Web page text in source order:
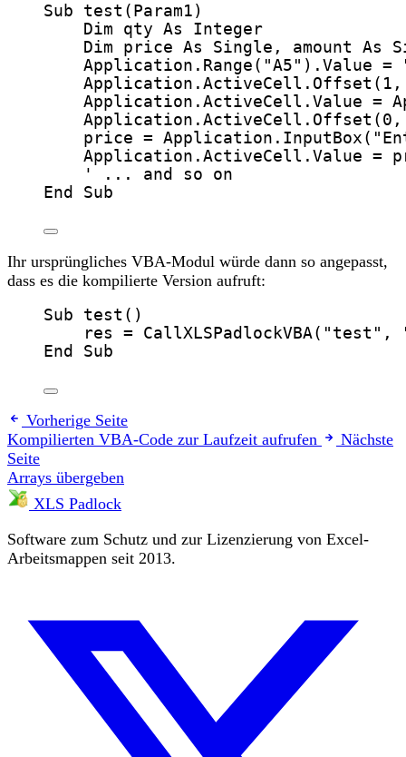
Sub
test ( Param1 )
Dim qty As
Integer
Dim price As Single , amount As
Application . Range ( "A5 " ). Value =
Application .ActiveCell. Offset ( 1
Application .ActiveCell. Value =
Application .ActiveCell. Offset ( 0
price = Application . InputBox ( "
Application .ActiveCell. Value =
' ... and so on
End Sub
Ihr ursprüngliches VBA-Modul würde dann so angepasst,
dass es die kompilierte Version aufruft:
Sub
test ()
res
= CallXLSPadlockVBA( " test " ,
End Sub
Vorherige Seite
Kompilierten VBA-Code zur Laufzeit aufrufen
Nächste
Seite
Arrays übergeben
XLS Padlock
Software zum Schutz und zur Lizenzierung von Excel-
Arbeitsmappen seit 2013.